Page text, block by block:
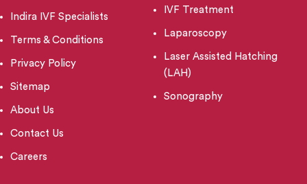
Indira IVF Specialists
Terms & Conditions
Privacy Policy
Sitemap
About Us
Contact Us
Careers
IVF Treatment
Laparoscopy
Laser Assisted Hatching
(LAH)
Sonography